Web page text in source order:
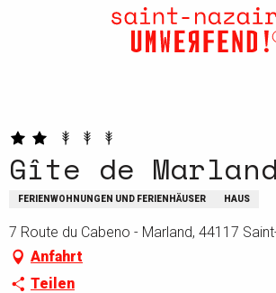
Gîte de Marland
FERIENWOHNUNGEN UND FERIENHÄUSER HAUS
7 Route du Cabeno - Marland, 44117
Anfahrt
Teilen